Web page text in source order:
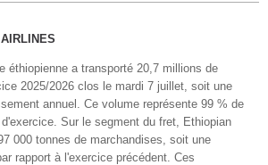
éthiopienne a transporté 20,7 millions de
2025/2026 clos le mardi 7 juillet, soit une
annuel. Ce volume représente 99 % de
Sur le segment du fret, Ethiopian
000 tonnes de marchandises, soit une
rapport à l'exercice précédent. Ces